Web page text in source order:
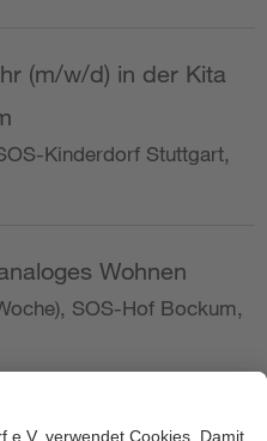
(m/w/d) in der Kita
Kinderdorf Stuttgart,
Wohnen
SOS-Hof Bockum,
(m/w/d) als